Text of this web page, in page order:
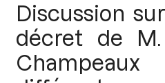
Discussion
décret de